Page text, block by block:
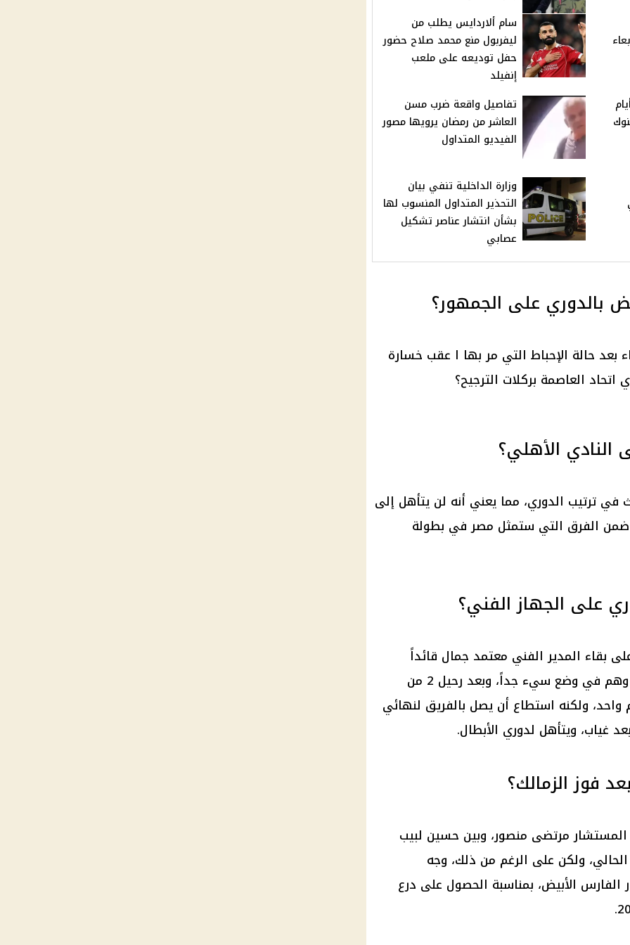
سام ألاردايس يطلب من
ليفربول منع محمد صلاح حضور
حفل توديعه على ملعب
إنفيلد
تفاصيل واقعة ضرب مسن
العاشر من رمضان يرويها مصور
الفيديو المتداول
وزارة الداخلية تنفي بيان
التحذير المتداول المنسوب لها
بشأن انتشار عناصر تشكيل
عصابي
بالدوري على الجمهور؟
بعد حالة الإحباط التي مر بها ا عقب خسارة
العاصمة بركلات الترجيح؟
النادي الأهلي؟
في ترتيب الدوري، مما يعني أنه لن يتأهل إلى
ضمن الفرق التي ستمثل مصر في بطولة
على الجهاز الفني؟
بقاء المدير الفني معتمد جمال قائداً
للفريق، خاصة وأنه استلم الفنادي وهم في وضع سيء جداً، وبعد رحيل 2 من
ولكنه استطاع أن يصل بالفريق لنهائي
غياب، ويتأهل لدوري الأبطال.
فوز الزمالك؟
مرتضى منصور، وبين حسين لبيب
ولكن على الرغم من ذلك، وجه
الأبيض، بمناسبة الحصول على درع